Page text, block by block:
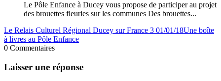
Le Pôle Enfance à Ducey vous propose de participer au projet
des brouettes fleuries sur les communes Des brouettes...
Le Relais Culturel Régional Ducey sur France 3 01/01/18Une boîte
à livres au Pôle Enfance
0 Commentaires
Laisser une réponse